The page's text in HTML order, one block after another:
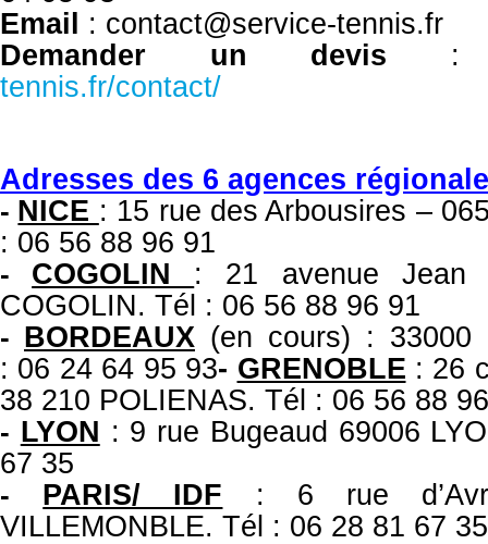
Email : contact@service-tennis.fr
Demander un devis
tennis.fr/contact/
Adresses des 6 agences
- NICE : 15 rue des Arbousires –
: 06 56 88 96 91
- COGOLIN : 21 avenue Jean
COGOLIN. Tél : 06 56 88 96 91
- BORDEAUX (en cours) : 33000
: 06 24 64 95 93- GRENOBLE : 26
38 210 POLIENAS. Tél : 06 56 88
- LYON : 9 rue Bugeaud 69006
67 35
- PARIS/ IDF : 6 rue
VILLEMONBLE. Tél : 06 28 81 67 35